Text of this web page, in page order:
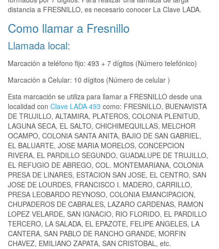
distancia a FRESNILLO, es necesario conocer La Clave LADA.
Como llamar a Fresnillo
Llamada local:
Marcación a teléfono fijo: 493 + 7 dígitos (Número telefónico)
Marcación a Celular: 10 dígitos (Número de celular )
Esta marcación se utiliza para llamar a FRESNILLO desde una
localidad con Clave LADA 493 como: FRESNILLO, BUENAVISTA
DE TRUJILLO, ALTAMIRA, PLATEROS, COLONIA PLENITUD,
LAGUNA SECA, EL SALTO, CHICHIMEQUILLAS, MELCHOR
OCAMPO, COLONIA SANTA ANITA, BAJIO DE SAN GABRIEL,
EL BALUARTE, JOSE MARIA MORELOS, CONCEPCION
RIVERA, EL PARDILLO SEGUNDO, GUADALUPE DE TRUJILLO,
EL REFUGIO DE ABREGO, COL. MONTEMARIANA, COLONIA
PRESA DE LINARES, ESTACION SAN JOSE, EL CENTRO, SAN
JOSE DE LOURDES, FRANCISCO I. MADERO, CARRILLO,
PRESA LEOBARDO REYNOSO, COLONIA EMANCIPACION,
CHUPADEROS DE CABRALES, LAZARO CARDENAS, RAMON
LOPEZ VELARDE, SAN IGNACIO, RIO FLORIDO, EL PARDILLO
TERCERO, LA SALADA, EL EPAZOTE, FELIPE ANGELES, LA
CANTERA, SAN PABLO DE RANCHO GRANDE, MORFIN
CHAVEZ, EMILIANO ZAPATA, SAN CRISTOBAL, etc.